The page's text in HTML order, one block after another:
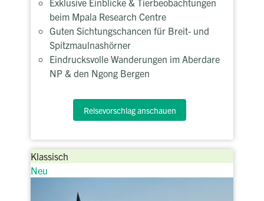
beim Mpala Research Centre
Guten Sichtungschancen für Breit- und
Spitzmaulnashörner
Eindrucksvolle Wanderungen im Aberdare
NP & den Ngong Bergen
Reisevorschlag anschauen
Klassisch
Neu